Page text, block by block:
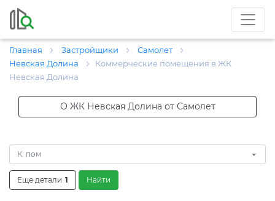
Главная Застройщики
Самолет
Невская Долина
Коммерческие помещения в ЖК
Невская Долина
О ЖК Невская Долина от Самолет
К. пом
Еще детали 1 Найти